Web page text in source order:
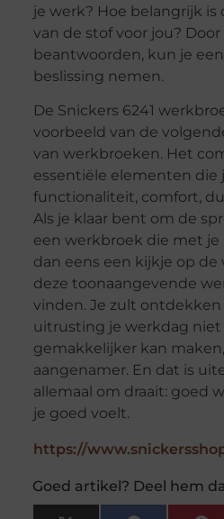
je werk? Hoe belangrijk
van de stof voor jou?
beantwoorden, kun je
beslissing nemen.
De Snickers 6241
voorbeeld van de
van werkbroeken. Het
essentiële elementen die
functionaliteit, comfort,
Als je klaar bent om de
een werkbroek die met
dan eens een kijkje op de
deze toonaangevende
vinden. Je zult
uitrusting je werkdag niet
gemakkelijker kan
aangenamer. En dat is
allemaal om draait: goed
je goed voelt.
https://
Goed artikel? Deel hem